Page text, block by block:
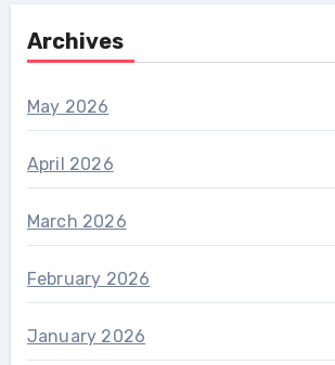
Archives
May 2026
April 2026
March 2026
February 2026
January 2026